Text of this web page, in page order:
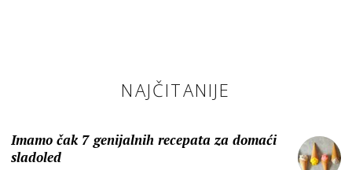
NAJČITANIJE
Imamo čak 7 genijalnih recepata za domaći
sladoled